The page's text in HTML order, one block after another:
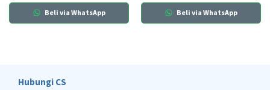
Beli via WhatsApp Beli via WhatsApp
Hubungi CS